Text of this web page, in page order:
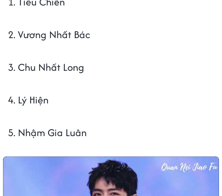
2. Vương Nhất Bác
3. Chu Nhất Long
4. Lý Hiện
5. Nhậm Gia Luân